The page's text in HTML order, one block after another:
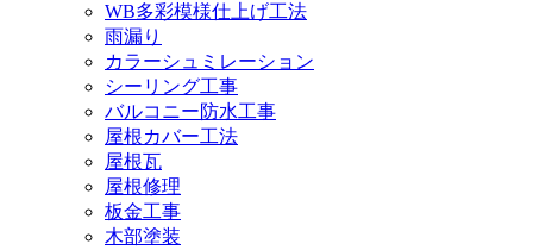
WB多彩模様仕上げ工法
雨漏り
カラーシュミレーション
シーリング工事
バルコニー防水工事
屋根カバー工法
屋根瓦
屋根修理
板金工事
木部塗装